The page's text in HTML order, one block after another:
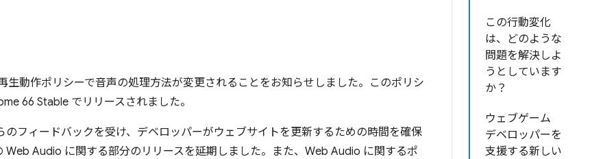
この行動変化
は、どのような
問題を解決しよ
うとしています
か？
ウェブゲーム
デベロッパーを
支援する新しい
生動作ポリシーで音声の処理方法が変更されることをお知らせしました。このポリシ
66 Stable でリリースされました。
フィードバックを受け、デベロッパーがウェブサイトを更新するための時間を確保
Web Audio に関する部分のリリースを延期しました。また、Web Audio に関するポ